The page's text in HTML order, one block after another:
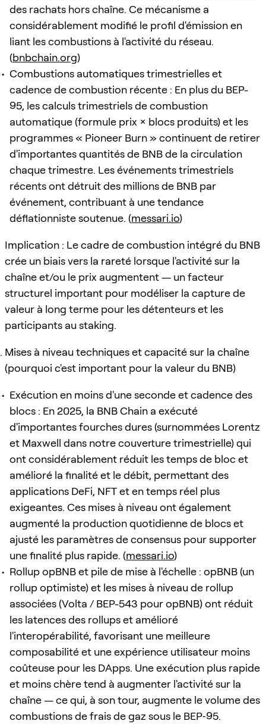
des rachats hors chaîne. Ce mécanisme a
considérablement modifié le profil d'émission en
liant les combustions à l'activité du réseau.
(bnbchain.org)
Combustions automatiques trimestrielles et
cadence de combustion récente : En plus du BEP-
95, les calculs trimestriels de combustion
automatique (formule prix × blocs produits) et les
programmes « Pioneer Burn » continuent de retirer
d'importantes quantités de BNB de la circulation
chaque trimestre. Les événements trimestriels
récents ont détruit des millions de BNB par
événement, contribuant à une tendance
déflationniste soutenue. (messari.io)
Implication : Le cadre de combustion intégré du BNB
crée un biais vers la rareté lorsque l'activité sur la
chaîne et/ou le prix augmentent — un facteur
structurel important pour modéliser la capture de
valeur à long terme pour les détenteurs et les
participants au staking.
Mises à niveau techniques et capacité sur la chaîne
(pourquoi c'est important pour la valeur du BNB)
Exécution en moins d'une seconde et cadence des
blocs : En 2025, la BNB Chain a exécuté
d'importantes fourches dures (surnommées Lorentz
et Maxwell dans notre couverture trimestrielle) qui
ont considérablement réduit les temps de bloc et
amélioré la finalité et le débit, permettant des
applications DeFi, NFT et en temps réel plus
exigeantes. Ces mises à niveau ont également
augmenté la production quotidienne de blocs et
ajusté les paramètres de consensus pour supporter
une finalité plus rapide. (messari.io)
Rollup opBNB et pile de mise à l'échelle : opBNB (un
rollup optimiste) et les mises à niveau de rollup
associées (Volta / BEP-543 pour opBNB) ont réduit
les latences des rollups et amélioré
l'interopérabilité, favorisant une meilleure
composabilité et une expérience utilisateur moins
coûteuse pour les DApps. Une exécution plus rapide
et moins chère tend à augmenter l'activité sur la
chaîne — ce qui, à son tour, augmente le volume des
combustions de frais de gaz sous le BEP‑95.